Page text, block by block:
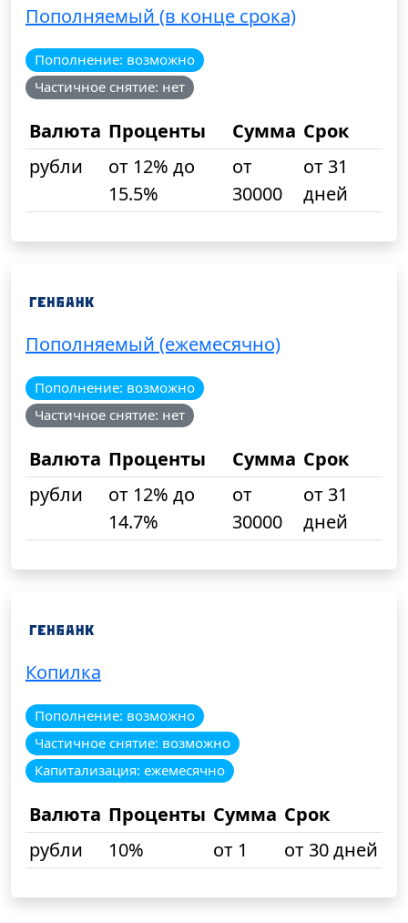
Пополняемый (в конце срока)
Пополнение: возможно
Частичное снятие: нет
Валюта Проценты Сумма Срок
рубли
от 12% до
15.5%
от
30000
от 31
дней
Пополняемый (ежемесячно)
Пополнение: возможно
Частичное снятие: нет
Валюта Проценты Сумма Срок
рубли
от 12% до
14.7%
от
30000
от 31
дней
Копилка
Пополнение: возможно
Частичное снятие: возможно
Капитализация: ежемесячно
Валюта Проценты Сумма Срок
рубли
10% от 1 от 30 дней